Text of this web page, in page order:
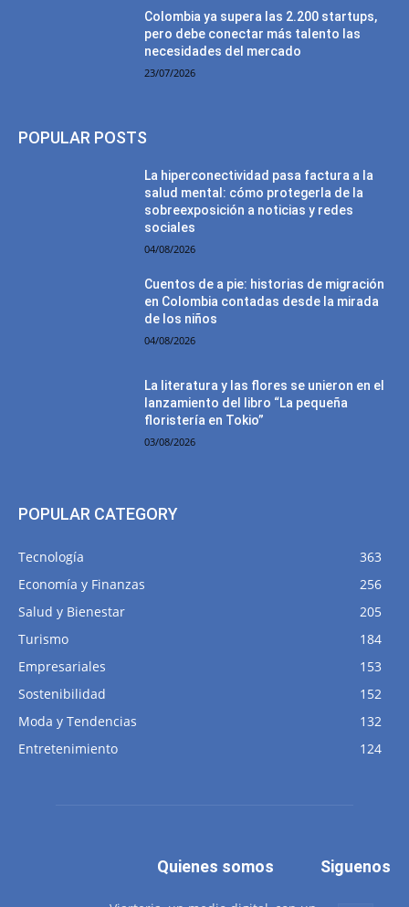
Colombia ya supera las 2.200 startups,
pero debe conectar más talento las
necesidades del mercado
23/07/2026
POPULAR POSTS
La hiperconectividad pasa factura a la
salud mental: cómo protegerla de la
sobreexposición a noticias y redes
sociales
04/08/2026
Cuentos de a pie: historias de migración
en Colombia contadas desde la mirada
de los niños
04/08/2026
La literatura y las flores se unieron en el
lanzamiento del libro “La pequeña
floristería en Tokio”
03/08/2026
POPULAR CATEGORY
Tecnología
363
Economía y Finanzas
256
Salud y Bienestar
205
Turismo
184
Empresariales
153
Sostenibilidad
152
Moda y Tendencias
132
Entretenimiento
124
Quienes somos Siguenos